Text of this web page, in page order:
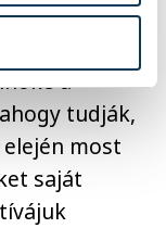
hogy
Nagy
a
tudják,
most
saját